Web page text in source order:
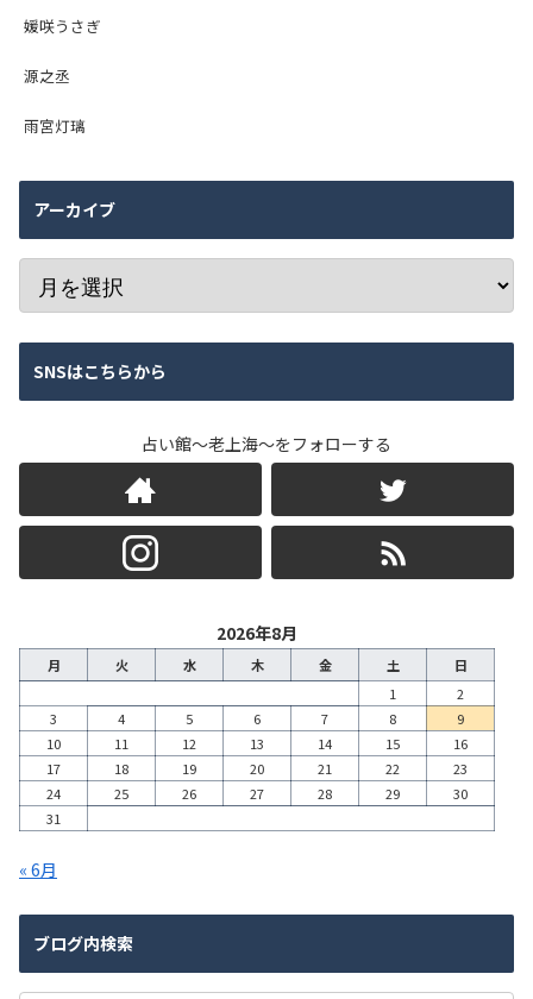
媛咲うさぎ
源之丞
雨宮灯璃
アーカイブ
SNSはこちらから
占い館～老上海～をフォローする
2026年8月
月 火 水 木 金 土
日
1
2
3
4 5 6 7 8
9
10
11 12 13 14 15
16
17
18 19 20 21 22
23
24
25 26 27 28 29
30
31
« 6月
ブログ内検索